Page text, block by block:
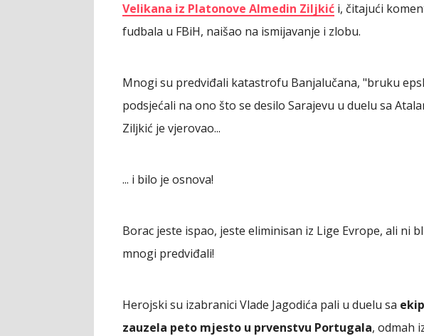
Velikana iz Platonove Almedin Ziljkić i, čitajući
fudbala u FBiH, naišao na ismijavanje i zlobu.
Mnogi su predviđali katastrofu Banjalučana, "bruku
podsjećali na ono što se desilo Sarajevu u duelu sa
Ziljkić je vjerovao...
... i bilo je osnova!
Borac jeste ispao, jeste eliminisan iz Lige Evrope, ali ni
mnogi predviđali!
Herojski su izabranici Vlade Jagodića pali u duelu sa
zauzela peto mjesto u prvenstvu Portugala, odmah